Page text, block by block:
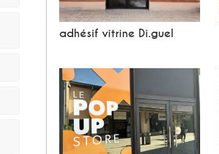
adhésif vitrine Di.guel